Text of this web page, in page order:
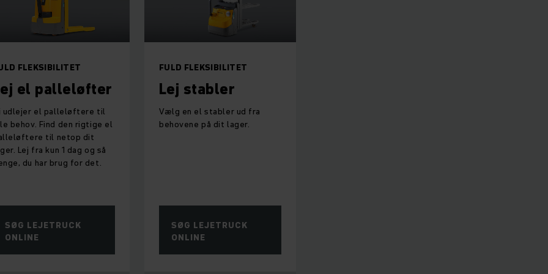
FLEKSIBILITET
el palleløfter
udlejer el palleløftere til
behov. Find den rigtige el
til netop dit
Lej fra kun 1 dag og så
du har brug for det.
SØG LEJETRUCK
ONLINE
FULD FLEKSIBILITET
Lej stabler
Vælg en el stabler ud fra
behovene på dit lager.
SØG LEJETRUCK
ONLINE